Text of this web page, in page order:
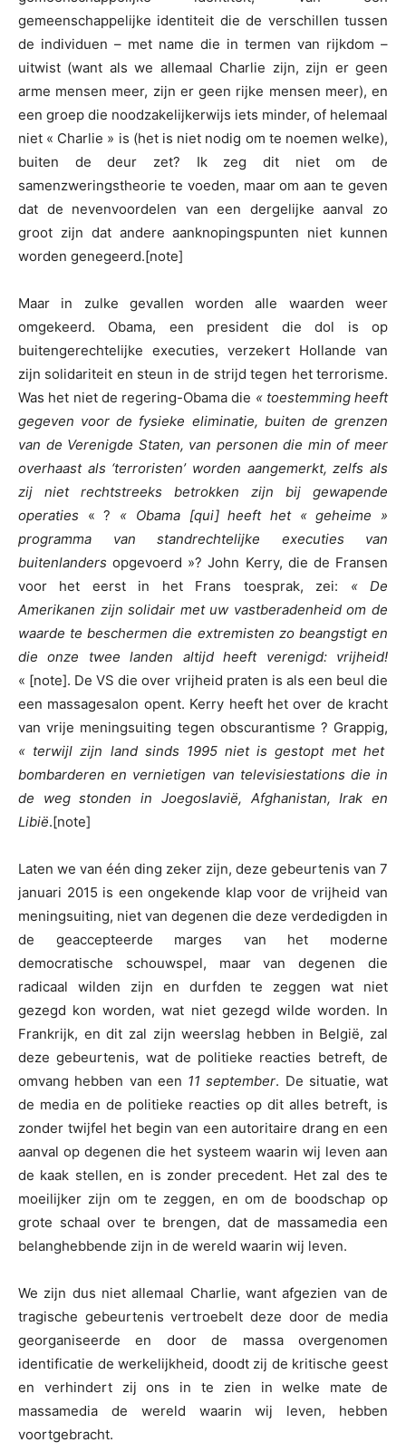
gemeenschappelijke identiteit die de verschillen tussen
de individuen – met name die in termen van rijkdom –
uitwist (want als we allemaal Charlie zijn, zijn er geen
arme mensen meer, zijn er geen rijke mensen meer), en
een groep die noodzakelijkerwijs iets minder, of helemaal
niet « Charlie » is (het is niet nodig om te noemen welke),
buiten de deur zet? Ik zeg dit niet om de
samenzweringstheorie te voeden, maar om aan te geven
dat de nevenvoordelen van een dergelijke aanval zo
groot zijn dat andere aanknopingspunten niet kunnen
worden genegeerd.[note]
Maar in zulke gevallen worden alle waarden weer
omgekeerd. Obama, een president die dol is op
buitengerechtelijke executies, verzekert Hollande van
zijn solidariteit en steun in de strijd tegen het terrorisme.
Was het niet de regering-Obama die « toestemming heeft
gegeven voor de fysieke eliminatie, buiten de grenzen
van de Verenigde Staten, van personen die min of meer
overhaast als ‘terroristen’ worden aangemerkt, zelfs als
zij niet rechtstreeks betrokken zijn bij gewapende
operaties « ? « Obama [qui] heeft het « geheime »
programma van standrechtelijke executies van
buitenlanders opgevoerd »? John Kerry, die de Fransen
voor het eerst in het Frans toesprak, zei: « De
Amerikanen zijn solidair met uw vastberadenheid om de
waarde te beschermen die extremisten zo beangstigt en
die onze twee landen altijd heeft verenigd: vrijheid!
« [note]. De VS die over vrijheid praten is als een beul die
een massagesalon opent. Kerry heeft het over de kracht
van vrije meningsuiting tegen obscurantisme ? Grappig,
« terwijl zijn land sinds 1995 niet is gestopt met het
bombarderen en vernietigen van televisiestations die in
de weg stonden in Joegoslavië, Afghanistan, Irak en
Libië.[note]
Laten we van één ding zeker zijn, deze gebeurtenis van 7
januari 2015 is een ongekende klap voor de vrijheid van
meningsuiting, niet van degenen die deze verdedigden in
de geaccepteerde marges van het moderne
democratische schouwspel, maar van degenen die
radicaal wilden zijn en durfden te zeggen wat niet
gezegd kon worden, wat niet gezegd wilde worden. In
Frankrijk, en dit zal zijn weerslag hebben in België, zal
deze gebeurtenis, wat de politieke reacties betreft, de
omvang hebben van een 11 september. De situatie, wat
de media en de politieke reacties op dit alles betreft, is
zonder twijfel het begin van een autoritaire drang en een
aanval op degenen die het systeem waarin wij leven aan
de kaak stellen, en is zonder precedent. Het zal des te
moeilijker zijn om te zeggen, en om de boodschap op
grote schaal over te brengen, dat de massamedia een
belanghebbende zijn in de wereld waarin wij leven.
We zijn dus niet allemaal Charlie, want afgezien van de
tragische gebeurtenis vertroebelt deze door de media
georganiseerde en door de massa overgenomen
identificatie de werkelijkheid, doodt zij de kritische geest
en verhindert zij ons in te zien in welke mate de
massamedia de wereld waarin wij leven, hebben
voortgebracht.